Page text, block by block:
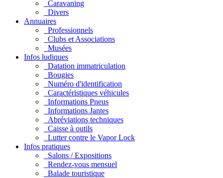
Caravaning
Divers
Annuaires
Professionnels
Clubs et Associations
Musées
Infos ludiques
Datation immatriculation
Bougies
Numéro d'identification
Caractéristiques véhicules
Informations Pneus
Informations Jantes
Abréviations techniques
Caisse à outils
Lutter contre le Vapor Lock
Infos pratiques
Salons / Expositions
Rendez-vous mensuel
Balade touristique